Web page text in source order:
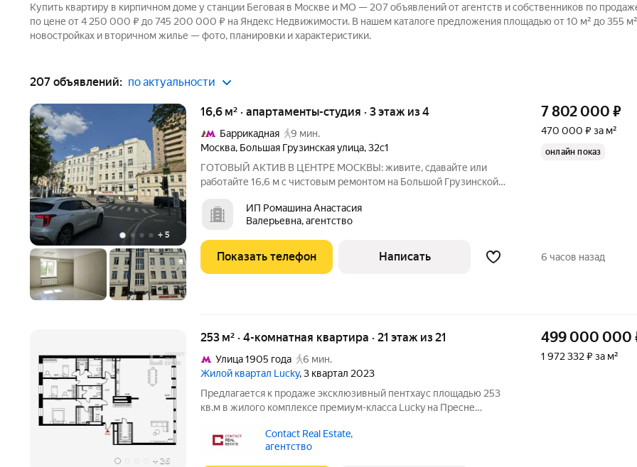
Купить квартиру в кирпичном доме у станции Беговая в Москве и МО — 207 объявлений от агентств и собственников по
по цене от 4 250 000 ₽ до 745 200 000 ₽ на Яндекс Недвижимости. В нашем каталоге предложения площадью от 10 м² до 355
новостройках и вторичном жилье — фото, планировки и характеристики.
207 объявлений: по актуальности
+ 5
16,6 м² · апартаменты-студия · 3 этаж из 4
Баррикадная
9 мин.
Москва, Большая Грузинская улица,32с1
ГОТОВЫЙ АКТИВ В ЦЕНТРЕ МОСКВЫ: живите, сдавайте или
работайте 16,6 м с чистовым ремонтом на Большой Грузинской
минутах от Белорусской. Никаких пробок, никакого ремонта
просто въезжайте и
ИП Ромашина Анастасия
Валерьевна, агентство
7 802 000 ₽
470 000 ₽ за м²
онлайн показ
Показать телефон Написать 6 часов назад
+ 26
253 м² · 4-комнатная квартира · 21 этаж из 21
Улица 1905 года
6 мин.
Жилой квартал Lucky, 3 квартал 2023
Предлагается к продаже эксклюзивный пентхаус площадью 253
кв.м в жилого комплексе премиум-класса Lucky на Пресне
гостиную с зоной столовой, где приятно проводить семейные
обеды, романтические ужины
Contact Real Estate,
агентство
499 000 000
1 972 332 ₽ за м²